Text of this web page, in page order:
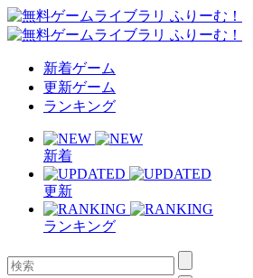
新着ゲーム
更新ゲーム
ランキング
新着
更新
ランキング